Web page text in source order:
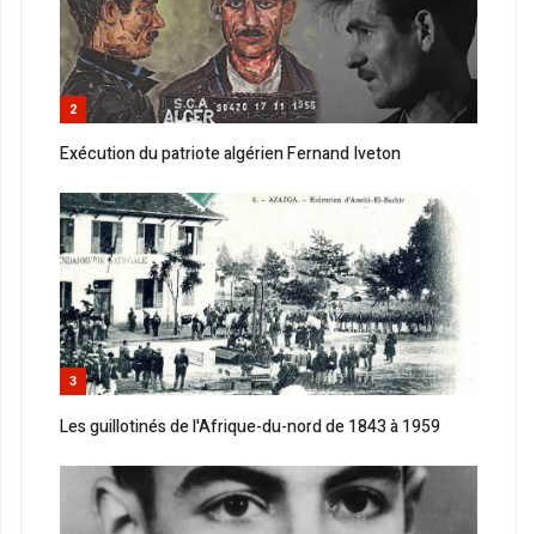
2
Exécution du patriote algérien Fernand Iveton
3
Les guillotinés de l'Afrique-du-nord de 1843 à 1959